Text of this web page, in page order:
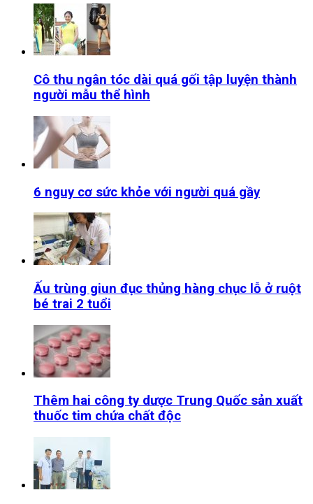
Cô thu ngân tóc dài quá gối tập luyện thành
người mẫu thể hình
6 nguy cơ sức khỏe với người quá gầy
Ấu trùng giun đục thủng hàng chục lỗ ở ruột
bé trai 2 tuổi
Thêm hai công ty dược Trung Quốc sản xuất
thuốc tim chứa chất độc